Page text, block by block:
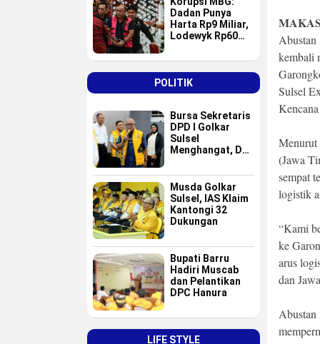
Dadan Punya
Harta Rp9 Miliar,
Lodewyk Rp60
POLITIK
Bursa Sekretaris
DPD I Golkar
Sulsel
Menghangat, Dua
Masuk Radar Tim
Formatur IAS
Musda Golkar
Sulsel, IAS Klaim
Kantongi 32
Dukungan
Bupati Barru
Hadiri Muscab
dan Pelantikan
DPC Hanura
LIFE STYLE
kembali
Sulsel
Menurut
(Jawa
sempat
logistik
“Kami
ke
arus
dan
Abustan